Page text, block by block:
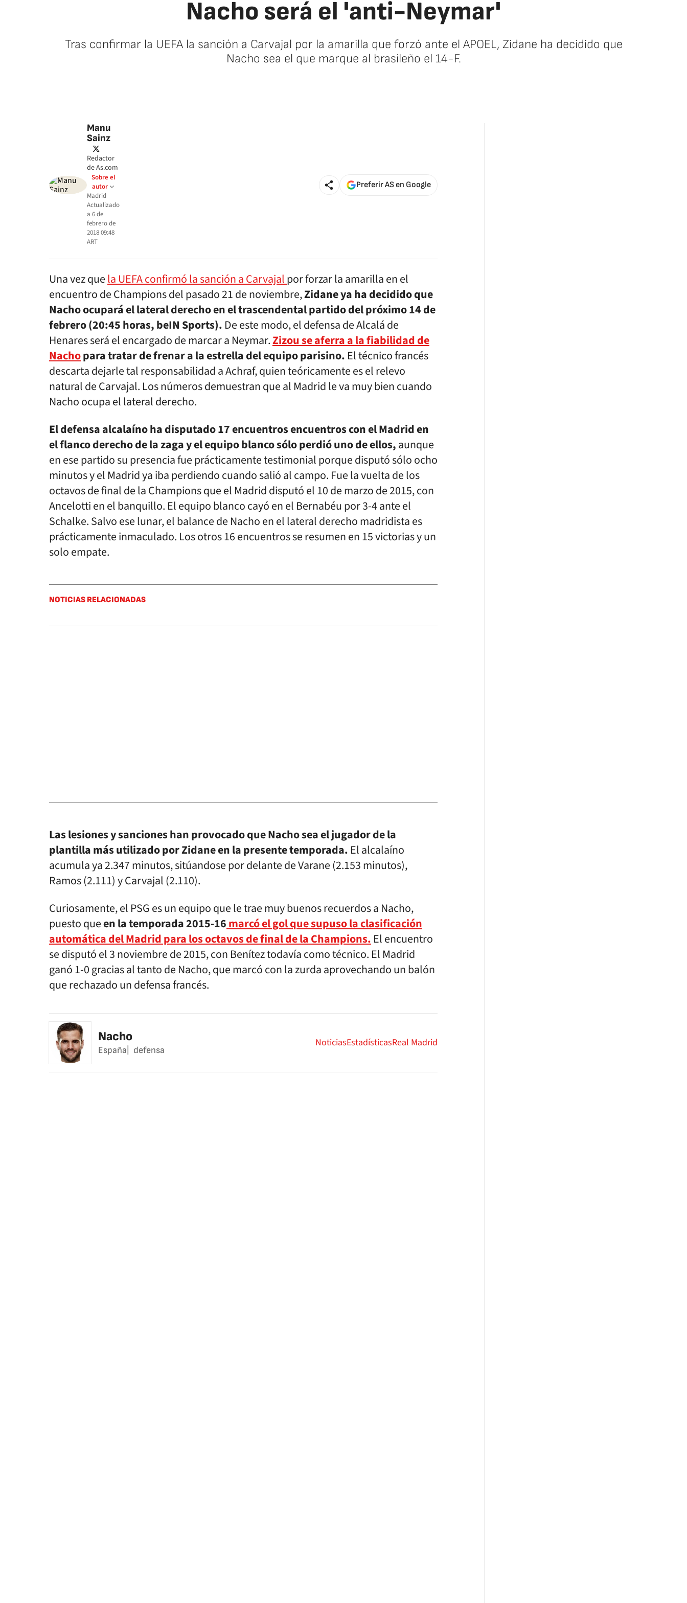
Nacho será el 'anti-Neymar'
Tras confirmar la UEFA la sanción a Carvajal por la amarilla que forzó ante el APOEL, Zidane ha decidido que
Nacho sea el que marque al brasileño el 14-F.
Manu
Sainz
twitter
Redactor
de As.com
Sobre el
autor
Madrid
Actualizado
a 6 de
febrero de
2018 09:48
ART
Preferir AS en Google
Una vez quela UEFA confirmó la sanción a Carvajalpor forzar la amarilla en el
encuentro de Champions del pasado 21 de noviembre,Zidane ya ha decidido que
Nacho ocupará el lateral derecho en el trascendental partido del próximo 14 de
febrero (20:45 horas, beIN Sports). De este modo, el defensa de Alcalá de
Henares será el encargado de marcar a Neymar.Zizou se aferra a la fiabilidad de
Nachopara tratar de frenar a la estrella del equipo parisino. El técnico francés
descarta dejarle tal responsabilidad a Achraf, quien teóricamente es el relevo
natural de Carvajal. Los números demuestran que al Madrid le va muy bien cuando
Nacho ocupa el lateral derecho.
El defensa alcalaíno ha disputado 17 encuentros encuentros con el Madrid en
el flanco derecho de la zaga y el equipo blanco sólo perdió uno de ellos,aunque
en ese partido su presencia fue prácticamente testimonial porque disputó sólo ocho
minutos y el Madrid ya iba perdiendo cuando salió al campo. Fue la vuelta de los
octavos de final de la Champions que el Madrid disputó el 10 de marzo de 2015, con
Ancelotti en el banquillo. El equipo blanco cayó en el Bernabéu por 3-4 ante el
Schalke. Salvo ese lunar, el balance de Nacho en el lateral derecho madridista es
prácticamente inmaculado. Los otros 16 encuentros se resumen en 15 victorias y un
solo empate.
NOTICIAS RELACIONADAS
Las lesiones y sanciones han provocado que Nacho sea el jugador de la
plantilla más utilizado por Zidane en la presente temporada. El alcalaíno
acumula ya 2.347 minutos, sitúandose por delante de Varane (2.153 minutos),
Ramos (2.111) y Carvajal (2.110).
Curiosamente, el PSG es un equipo que le trae muy buenos recuerdos a Nacho,
puesto queen la temporada 2015-16marcó el gol que supuso la clasificación
automática del Madrid para los octavos de final de la Champions. El encuentro
se disputó el 3 noviembre de 2015, con Benítez todavía como técnico. El Madrid
ganó 1-0 gracias al tanto de Nacho, que marcó con la zurda aprovechando un balón
que rechazado un defensa francés.
Nacho
España defensa
NoticiasEstadísticasReal Madrid